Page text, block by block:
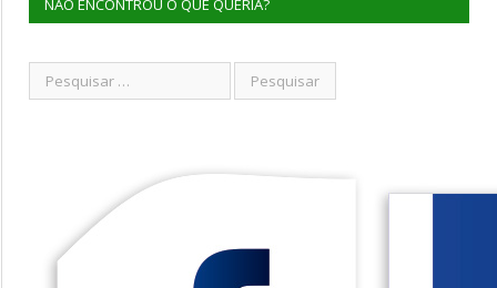
NÃO ENCONTROU O QUE QUERIA?